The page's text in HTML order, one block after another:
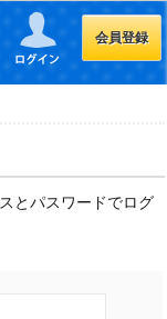
会員登録
とパスワードでログ